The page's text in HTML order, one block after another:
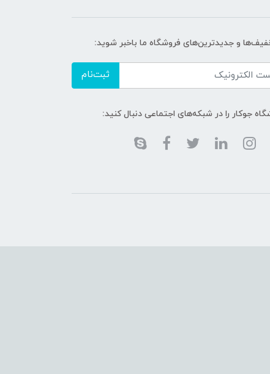
و جدیدترین‌های فروشگاه ما باخبر شوید:
ثبت‌نام
جوکار را در شبکه‌های اجتماعی دنبال کنید: